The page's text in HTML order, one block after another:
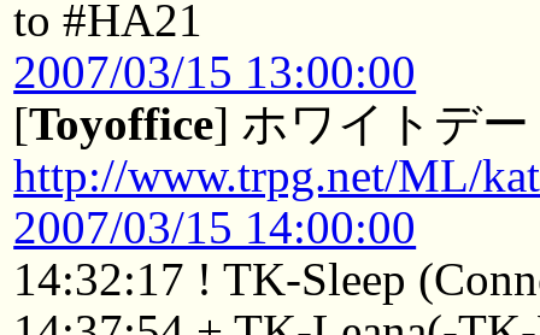
to #HA21
2007/03/15 13:00:00
[Toyoffice] ホワイトデ
http://www.trpg.net/ML/
2007/03/15 14:00:00
14:32:17 ! TK-Sleep